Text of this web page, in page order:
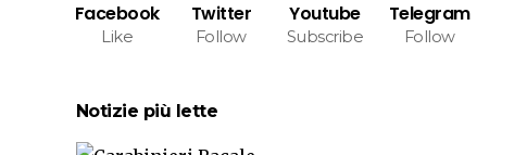
Facebook
Like
Twitter
Follow
Youtube
Subscribe
Telegram
Follow
Notizie più lette